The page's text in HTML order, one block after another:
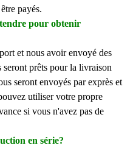
payés.
pour obtenir
et nous avoir envoyé des
prêts pour la livraison
seront envoyés par exprès et
utiliser votre propre
si vous n'avez pas de
en série?